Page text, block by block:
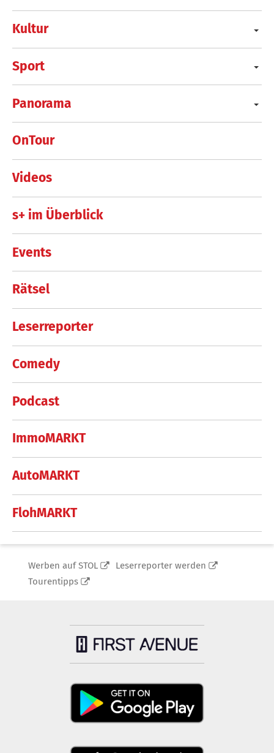
Kultur
Sport
Panorama
OnTour
Videos
s+ im Überblick
Events
Rätsel
Leserreporter
Comedy
Podcast
ImmoMARKT
AutoMARKT
FlohMARKT
Werben auf STOL
Leserreporter werden
Tourentipps